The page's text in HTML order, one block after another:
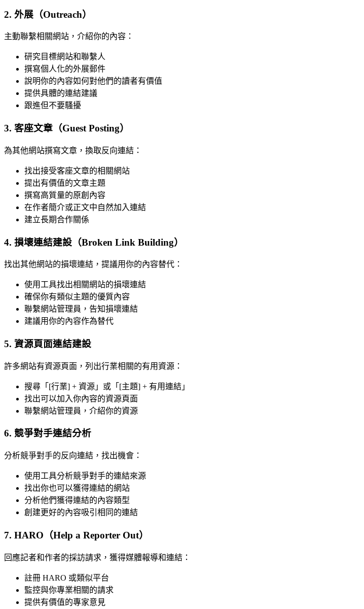
2. 外展（Outreach）
主動聯繫相關網站，介紹你的內容：
研究目標網站和聯繫人
撰寫個人化的外展郵件
說明你的內容如何對他們的讀者有價值
提供具體的連結建議
跟進但不要騷擾
3. 客座文章（Guest Posting）
為其他網站撰寫文章，換取反向連結：
找出接受客座文章的相關網站
提出有價值的文章主題
撰寫高質量的原創內容
在作者簡介或正文中自然加入連結
建立長期合作關係
4. 損壞連結建設（Broken Link Building）
找出其他網站的損壞連結，提議用你的內容替代：
使用工具找出相關網站的損壞連結
確保你有類似主題的優質內容
聯繫網站管理員，告知損壞連結
建議用你的內容作為替代
5. 資源頁面連結建設
許多網站有資源頁面，列出行業相關的有用資源：
搜尋「[行業] + 資源」或「[主題] + 有用連結」
找出可以加入你內容的資源頁面
聯繫網站管理員，介紹你的資源
6. 競爭對手連結分析
分析競爭對手的反向連結，找出機會：
使用工具分析競爭對手的連結來源
找出你也可以獲得連結的網站
分析他們獲得連結的內容類型
創建更好的內容吸引相同的連結
7. HARO（Help a Reporter Out）
回應記者和作者的採訪請求，獲得媒體報導和連結：
註冊 HARO 或類似平台
監控與你專業相關的請求
提供有價值的專家意見